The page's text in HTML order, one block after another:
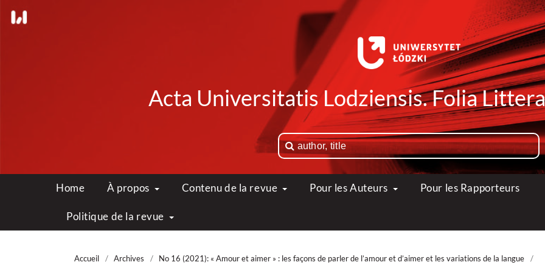
Acta Universitatis Lodziensis. Folia
Home À propos Contenu de la revue Pour les Auteurs Pour les Rapporteurs
Politique de la revue
Accueil / Archives / No 16 (2021): « Amour et aimer » : les façons de parler de l’amour et d’aimer et les variations de la langue
/